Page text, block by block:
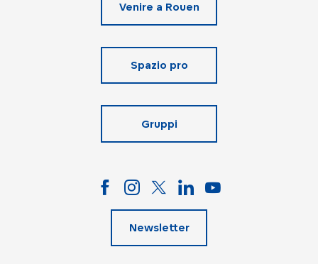
Venire a Rouen
Spazio pro
Gruppi
Newsletter